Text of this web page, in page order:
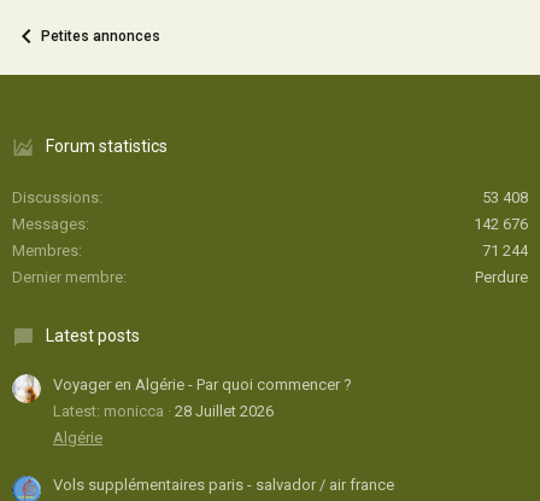
Petites annonces
Forum statistics
Discussions
53 408
Messages
142 676
Membres
71 244
Dernier membre
Perdure
Latest posts
Voyager en Algérie - Par quoi commencer ?
Latest: monicca
28 Juillet 2026
Algérie
Vols supplémentaires paris - salvador / air france